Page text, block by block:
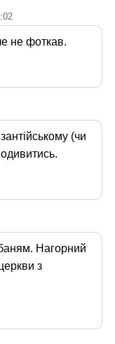
не фоткав.
(чи
Нагорний
з